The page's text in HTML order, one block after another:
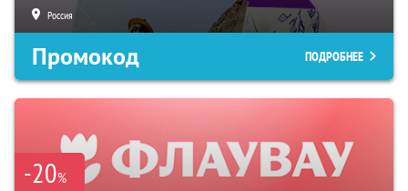
Россия
Промокод ПОДРОБНЕЕ
-20%